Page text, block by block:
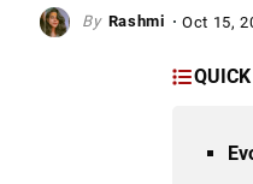
Rashmi Oct 15,